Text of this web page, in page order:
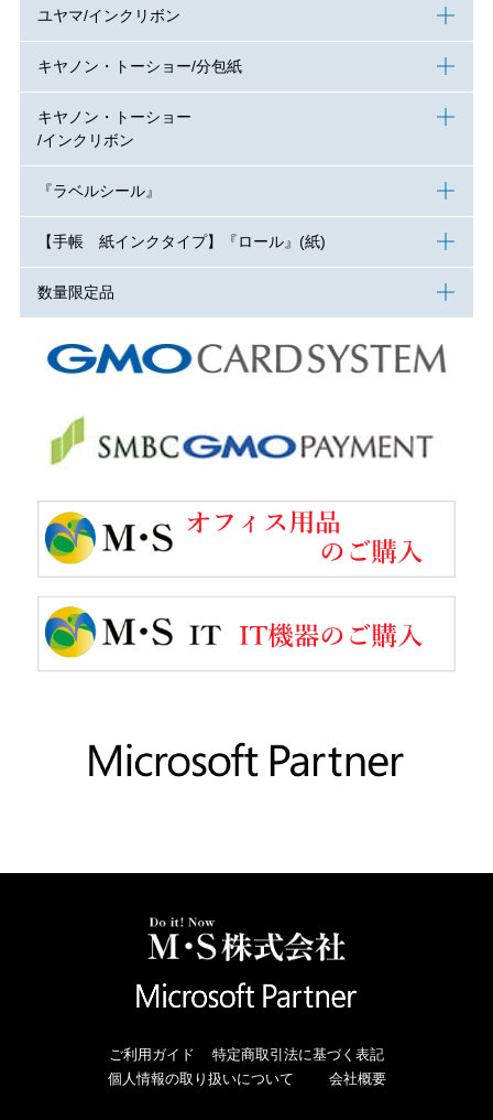
ユヤマ/インクリボン
キヤノン・トーショー/分包紙
キヤノン・トーショー
/インクリボン
『ラベルシール』
【手帳 紙インクタイプ】『ロール』(紙)
数量限定品
ご利用ガイド
特定商取引法に基づく表記
個人情報の取り扱いについて
会社概要